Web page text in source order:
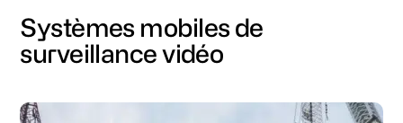
Systèmes mobiles de
surveillance vidéo